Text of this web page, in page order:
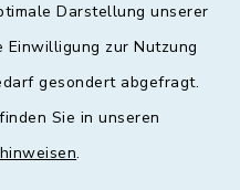
Darstellung unserer
Einwilligung zur Nutzung
gesondert abgefragt.
Sie in unseren
.